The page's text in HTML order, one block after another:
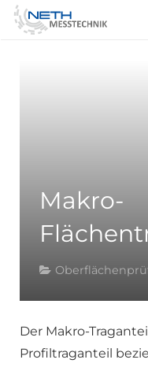
Makro-
Der Makro-Traganteil
Profiltraganteil